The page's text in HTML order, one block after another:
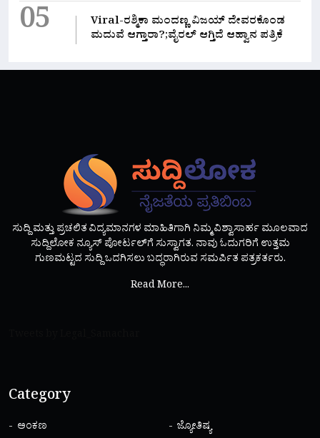
05
Viral-ರಶ್ಮಿಕಾ ಮಂದಣ್ಣ ವಿಜಯ್ ದೇವರಕೊಂಡ
ಮದುವೆ ಆಗ್ತಾರಾ?;ವೈರಲ್ ಆಗ್ತಿದೆ ಆಹ್ವಾನ ಪತ್ರಿಕೆ
ಸುದ್ದಿ ಮತ್ತು ಪ್ರಚಲಿತ ವಿದ್ಯಮಾನಗಳ ಮಾಹಿತಿಗಾಗಿ ನಿಮ್ಮ ವಿಶ್ವಾಸಾರ್ಹ ಮೂಲವಾದ
ಸುದ್ದಿಲೋಕ ನ್ಯೂಸ್ ಪೋರ್ಟಲ್‌ಗೆ ಸುಸ್ವಾಗತ. ನಾವು ಓದುಗರಿಗೆ ಉತ್ತಮ
ಗುಣಮಟ್ಟದ ಸುದ್ದಿ ಒದಗಿಸಲು ಬದ್ಧರಾಗಿರುವ ಸಮರ್ಪಿತ ಪತ್ರಕರ್ತರು.
Read More...
Category
ಅಂಕಣ
ಜ್ಯೋತಿಷ್ಯ